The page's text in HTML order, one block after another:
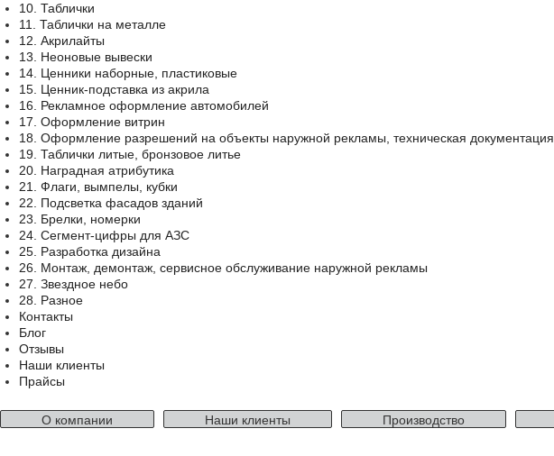
10. Таблички
11. Таблички на металле
12. Акрилайты
13. Неоновые вывески
14. Ценники наборные, пластиковые
15. Ценник-подставка из акрила
16. Рекламное оформление автомобилей
17. Оформление витрин
18. Оформление разрешений на объекты наружной рекламы, техническая документация
19. Таблички литые, бронзовое литье
20. Наградная атрибутика
21. Флаги, вымпелы, кубки
22. Подсветка фасадов зданий
23. Брелки, номерки
24. Сегмент-цифры для АЗС
25. Разработка дизайна
26. Монтаж, демонтаж, сервисное обслуживание наружной рекламы
27. Звездное небо
28. Разное
Контакты
Блог
Отзывы
Наши клиенты
Прайсы
О компании Наши клиенты Производство